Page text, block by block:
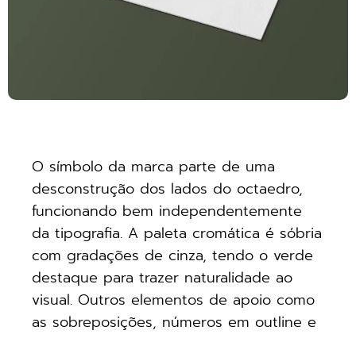
O símbolo da marca parte de uma
desconstrução dos lados do octaedro,
funcionando bem independentemente
da tipografia. A paleta cromática é sóbria
com gradações de cinza, tendo o verde
destaque para trazer naturalidade ao
visual. Outros elementos de apoio como
as sobreposições, números em outline e